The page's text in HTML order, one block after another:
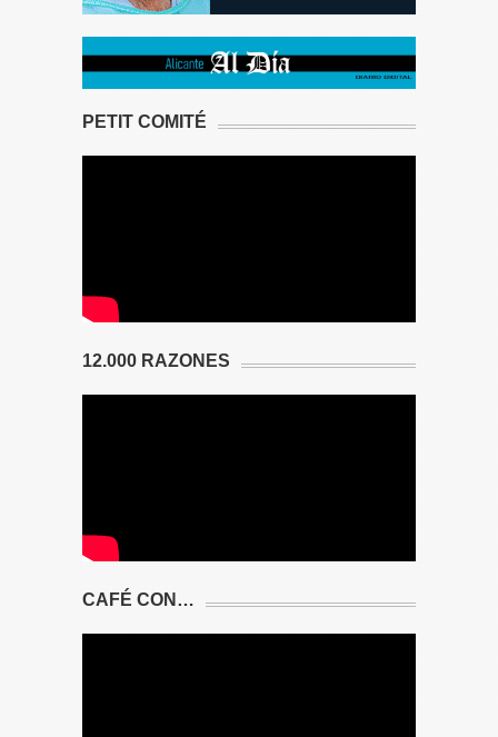
PETIT COMITÉ
12.000 RAZONES
CAFÉ CON…